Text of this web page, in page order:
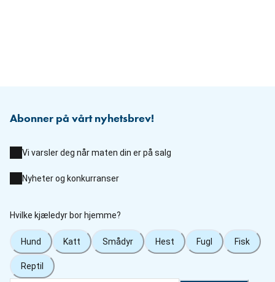
Abonner på vårt nyhetsbrev!
Vi varsler deg når maten din er på salg
Nyheter og konkurranser
Hvilke kjæledyr bor hjemme?
Hund Katt Smådyr Hest Fugl Fisk
Reptil